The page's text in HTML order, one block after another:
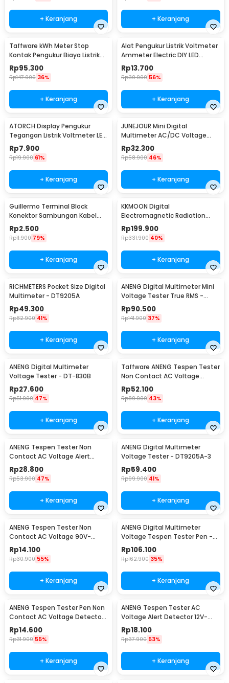
+ Keranjang + Keranjang
Taffware kWh Meter Stop
Kontak Pengukur Biaya Listrik
Rumah - KWE-PM01
Rp95.300
Rp147.900 36%
+ Keranjang
Alat Pengukur Listrik Voltmeter
Ammeter Electric DIY LED
Display - GN-0117
Rp13.700
Rp30.900 56%
+ Keranjang
ATORCH Display Pengukur
Tegangan Listrik Voltmeter LED
- 123
Rp7.900
Rp19.900 61%
+ Keranjang
JUNEJOUR Mini Digital
Multimeter AC/DC Voltage
Tester 1999 Count - XL830L
Rp32.300
Rp58.900 46%
+ Keranjang
Guillermo Terminal Block
Konektor Sambungan Kabel
Listrik 1 PCS PCT-222 - GTB6
Rp2.500
Rp11.900 79%
+ Keranjang
KKMOON Digital
Electromagnetic Radiation
Field Dosimeter Detector -
ET825
Rp199.900
Rp331.900 40%
+ Keranjang
RICHMETERS Pocket Size Digital
Multimeter - DT9205A
Rp49.300
Rp82.900 41%
+ Keranjang
ANENG Digital Multimeter Mini
Voltage Tester True RMS -
M118A
Rp90.500
Rp141.900 37%
+ Keranjang
ANENG Digital Multimeter
Voltage Tester - DT-830B
Rp27.600
Rp51.900 47%
+ Keranjang
Taffware ANENG Tespen Tester
Non Contact AC Voltage
Detector 12V-1000V - VC1017
Rp52.100
Rp89.900 43%
+ Keranjang
ANENG Tespen Tester Non
Contact AC Voltage Alert
Detector 12-1000V - VD802
Rp28.800
Rp53.900 47%
+ Keranjang
ANENG Digital Multimeter
Voltage Tester - DT9205A-3
Rp59.400
Rp99.900 41%
+ Keranjang
ANENG Tespen Tester Non
Contact AC Voltage 90V-
1000V - 1AC-D Plus
Rp14.100
Rp30.900 55%
+ Keranjang
ANENG Digital Multimeter
Voltage Tespen Tester Pen -
A3003
Rp106.100
Rp162.900 35%
+ Keranjang
ANENG Tespen Tester Pen Non
Contact AC Voltage Detector
90-1000V 1AC-D
Rp14.600
Rp31.900 55%
+ Keranjang
ANENG Tespen Tester AC
Voltage Alert Detector 12V-
1000V - VD806
Rp18.100
Rp37.900 53%
+ Keranjang